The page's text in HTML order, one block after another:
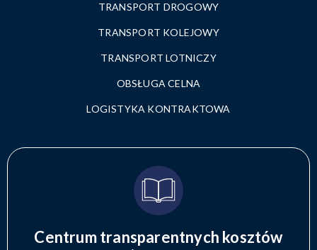
TRANSPORT DROGOWY
TRANSPORT KOLEJOWY
TRANSPORT LOTNICZY
OBSŁUGA CELNA
LOGISTYKA KONTRAKTOWA
Centrum transparentnych kosztów